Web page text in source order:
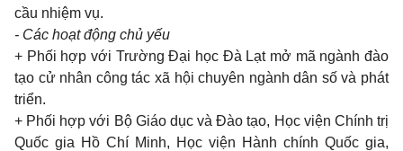
cầu nhiệm vụ.
- Các hoạt động chủ yếu
+ Phối hợp với Trường Đại học Đà Lạt mở mã ngành đào
tạo cử nhân công tác xã hội chuyên ngành dân số và phát
triển.
+ Phối hợp với Bộ Giáo dục và Đào tạo, Học viện Chính trị
Quốc gia Hồ Chí Minh, Học viện Hành chính Quốc gia,